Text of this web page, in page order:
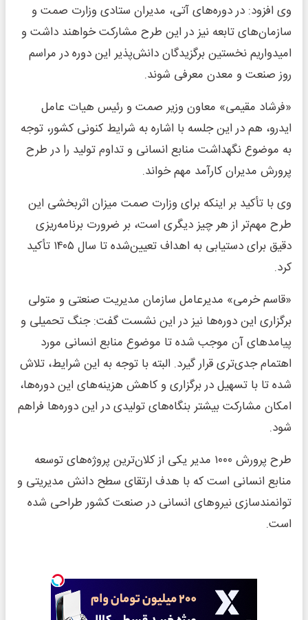
وی افزود: در دوره‌های آتی، مدیران ستادی وزارت صمت و
سازمان‌های تابعه نیز در این طرح مشارکت خواهند داشت و
امیدواریم نخستین برگزیدگان دانش‌پذیر این دوره در مراسم
روز صنعت و معدن معرفی شوند.
«فرشاد مقیمی» معاون وزیر صمت و رئیس هیات عامل
ایدرو، هم در این جلسه با اشاره به شرایط کنونی کشور، توجه
به موضوع نگهداشت منابع انسانی و تداوم تولید را در طرح
پرورش مدیران کارآمد مهم خواند.
وی با تأکید بر اینکه برای وزارت صمت میزان اثربخشی این
طرح مهم‌تر از هر چیز دیگری است، بر ضرورت برنامه‌ریزی
دقیق برای دستیابی به اهداف تعیین‌شده تا سال ۱۴۰۵ تأکید
کرد.
«قاسم خرمی» مدیرعامل سازمان مدیریت صنعتی و متولی
برگزاری این دوره‌ها نیز در این نشست گفت: جنگ تحمیلی و
پیامدهای آن موجب شده تا موضوع منابع انسانی مورد
اهتمام جدی‌تری قرار گیرد. البته با توجه به این شرایط، تلاش
شده تا با تسهیل در برگزاری و کاهش هزینه‌های این دوره‌ها،
امکان مشارکت بیشتر بنگاه‌های تولیدی در این دوره‌ها فراهم
شود.
طرح پرورش ۱۰۰۰ مدیر یکی از کلان‌ترین پروژه‌های توسعه
منابع انسانی است که با هدف ارتقای سطح دانش مدیریتی و
توانمندسازی نیروهای انسانی در صنعت کشور طراحی شده
است.